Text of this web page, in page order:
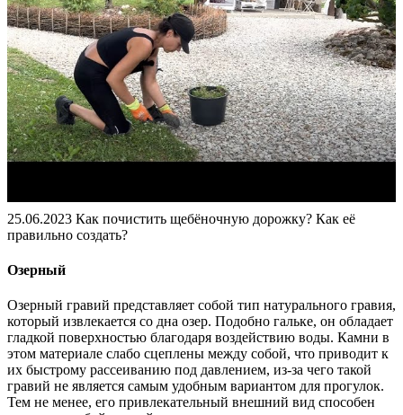
25.06.2023 Как почистить щебёночную дорожку? Как её
правильно создать?
Озерный
Озерный гравий представляет собой тип натурального гравия,
который извлекается со дна озер. Подобно гальке, он обладает
гладкой поверхностью благодаря воздействию воды. Камни в
этом материале слабо сцеплены между собой, что приводит к
их быстрому рассеиванию под давлением, из-за чего такой
гравий не является самым удобным вариантом для прогулок.
Тем не менее, его привлекательный внешний вид способен